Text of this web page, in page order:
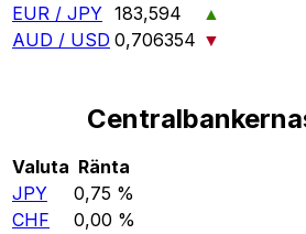
EUR / JPY 183,594
▲
AUD / USD 0,706354 ▼
Valuta Ränta
JPY
0,75 %
CHF
0,00 %